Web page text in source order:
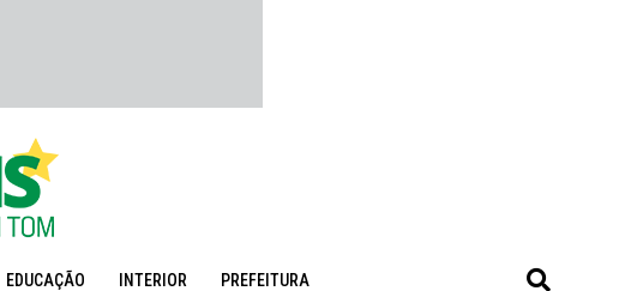
EDUCAÇÃO INTERIOR PREFEITURA